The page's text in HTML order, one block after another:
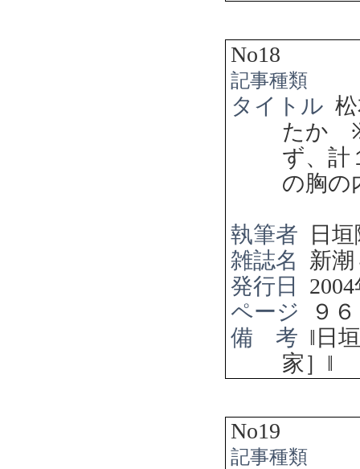
No18
記事種類
タイトル
たか
ず、計
の胸の
執筆者
日
雑誌名
新潮
発行日
2004
ページ
９
備 考 ‖ 日
家］ ‖
No19
記事種類